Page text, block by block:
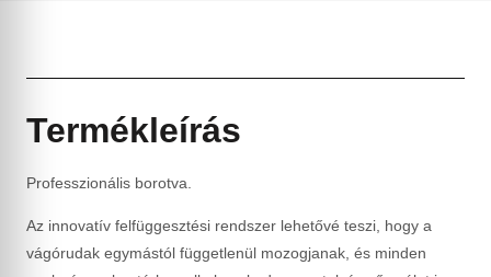
Termékleírás
Professzionális borotva.
Az innovatív felfüggesztési rendszer lehetővé teszi, hogy a
vágórudak egymástól függetlenül mozogjanak, és minden